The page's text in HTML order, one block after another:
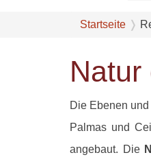
Startseite
Natur
Die Ebenen
Palmas und
angebaut. Die